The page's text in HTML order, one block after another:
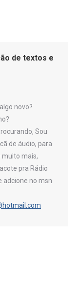
de textos e
novo?
Sou
de áudio, para
muito mais,
pra Rádio
adcione no msn